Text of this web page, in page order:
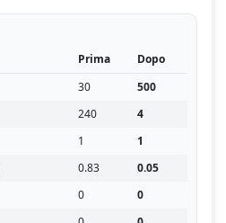
Prima
Dopo
30
500
240
4
1
1
0.83
0.05
0
0